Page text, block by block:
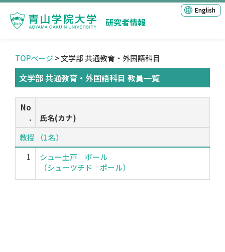
研究者情報
English
TOPページ > 文学部 共通教育・外国語科目
文学部 共通教育・外国語科目 教員一覧
No
.
氏名(カナ)
教授 （1名）
1
シュー土戸 ポール
（シューツチド ポール）